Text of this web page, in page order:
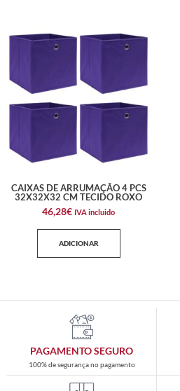
CAIXAS DE ARRUMAÇÃO 4 PCS
32X32X32 CM TECIDO ROXO
46,28€ IVA incluido
ADICIONAR
PAGAMENTO SEGURO
100% de segurança no pagamento